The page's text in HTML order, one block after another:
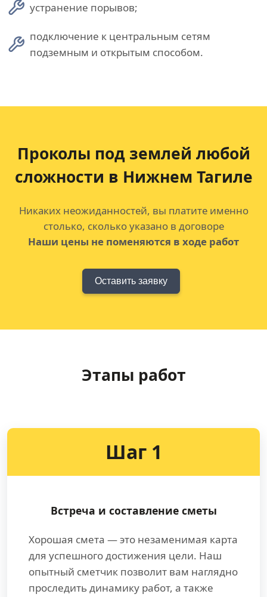
устранение порывов;
подключение к центральным сетям
подземным и открытым способом.
Проколы под землей любой
сложности в Нижнем Тагиле
Никаких неожиданностей, вы платите именно
столько, сколько указано в договоре
Наши цены не поменяются в ходе работ
Оставить заявку
Этапы работ
Шаг 1
Встреча и составление сметы
Хорошая смета — это незаменимая карта
для успешного достижения цели. Наш
опытный сметчик позволит вам наглядно
проследить динамику работ, а также